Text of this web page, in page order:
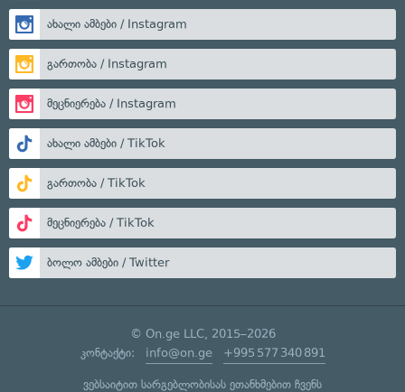
ახალი ამბები / Instagram
გართობა / Instagram
მეცნიერება / Instagram
ახალი ამბები / TikTok
გართობა / TikTok
მეცნიერება / TikTok
ბოლო ამბები / Twitter
© On.ge LLC, 2015–2026
კონტაქტი: info@on.ge +995 577 340 891
ვებსაიტით სარგებლობისას ეთანხმებით ჩვენს